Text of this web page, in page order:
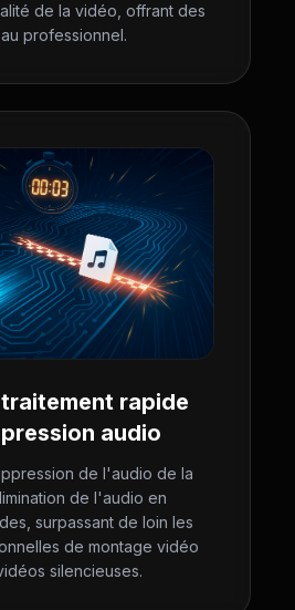
de la vidéo, offrant des
professionnel.
rapide
audio
de l'audio de la
de l'audio en
surpassant de loin les
de montage vidéo
silencieuses.